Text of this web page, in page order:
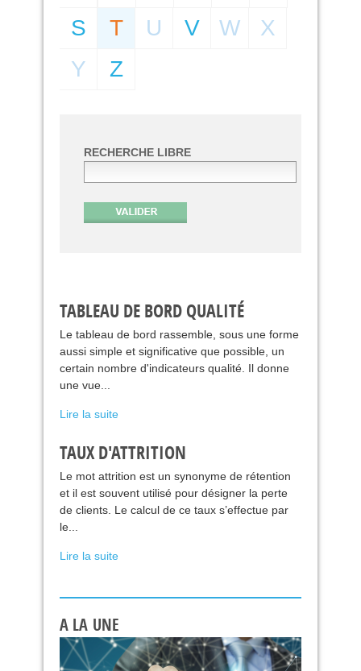
S
T U V W
X
Y
Z
RECHERCHE LIBRE
TABLEAU DE BORD QUALITÉ
Le tableau de bord rassemble, sous une forme
aussi simple et significative que possible, un
certain nombre d'indicateurs qualité. Il donne
une vue...
Lire la suite
TAUX D'ATTRITION
Le mot attrition est un synonyme de rétention
et il est souvent utilisé pour désigner la perte
de clients. Le calcul de ce taux s’effectue par
le...
Lire la suite
A LA UNE